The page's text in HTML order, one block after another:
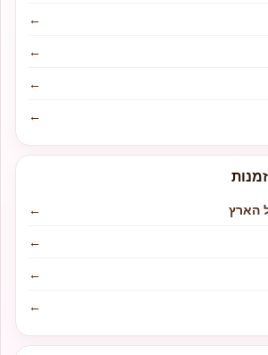
←
←
←
←
הארץ
←
←
←
←